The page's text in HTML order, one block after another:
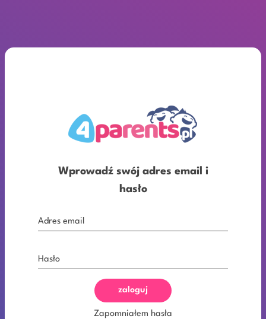
Wprowadź swój adres email i
hasło
Adres email
Hasło
zaloguj
Zapomniałem hasła